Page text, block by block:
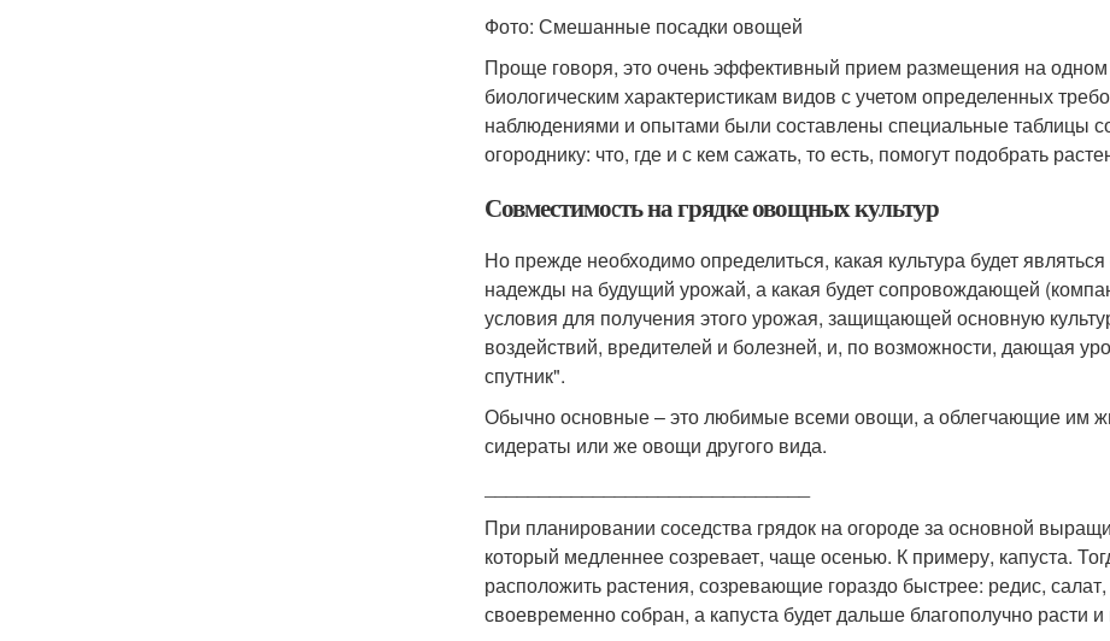
Фото: Смешанные посадки овощей
Проще говоря, это очень эффективный прием размещения на
биологическим характеристикам видов с учетом определенных
наблюдениями и опытами были составлены специальные таблицы
огороднику: что, где и с кем сажать, то есть, помогут подобрать
Совместимость на грядке овощных культур
Но прежде необходимо определиться, какая культура будет
надежды на будущий урожай, а какая будет сопровождающей
условия для получения этого урожая, защищающей основную
воздействий, вредителей и болезней, и, по возможности, дающая
спутник".
Обычно основные – это любимые всеми овощи, а облегчающие им
сидераты или же овощи другого вида.
При планировании соседства грядок на огороде за основной
который медленнее созревает, чаще осенью. К примеру, капуста.
расположить растения, созревающие гораздо быстрее: редис,
своевременно собран, а капуста будет дальше благополучно расти